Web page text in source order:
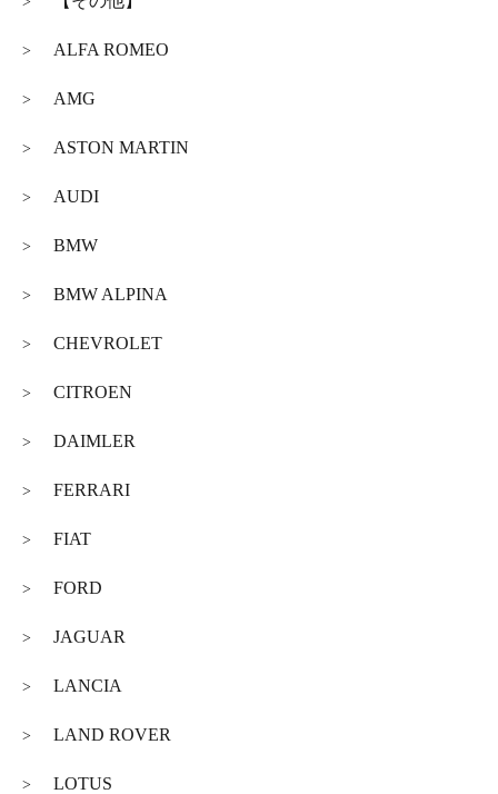
> ALFA ROMEO
> AMG
> ASTON MARTIN
> AUDI
> BMW
> BMW ALPINA
> CHEVROLET
> CITROEN
> DAIMLER
> FERRARI
> FIAT
> FORD
> JAGUAR
> LANCIA
> LAND ROVER
> LOTUS